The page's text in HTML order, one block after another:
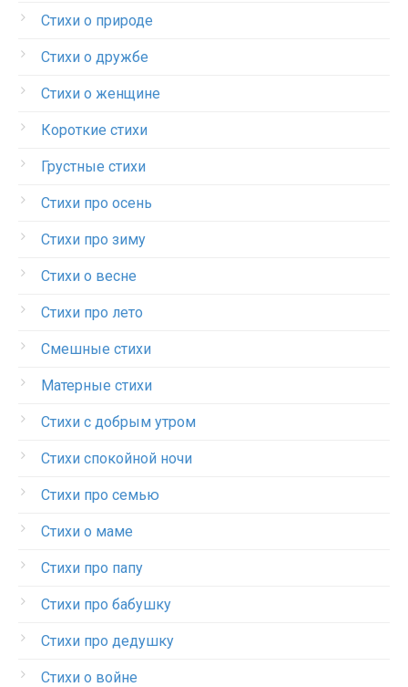
Стихи о природе
Стихи о дружбе
Стихи о женщине
Короткие стихи
Грустные стихи
Стихи про осень
Стихи про зиму
Стихи о весне
Стихи про лето
Смешные стихи
Матерные стихи
Стихи с добрым утром
Стихи спокойной ночи
Стихи про семью
Стихи о маме
Стихи про папу
Стихи про бабушку
Стихи про дедушку
Стихи о войне